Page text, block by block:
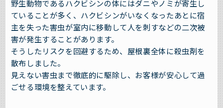
野生動物であるハクビシンの体にはダニやノミが寄生し
ていることが多く、ハクビシンがいなくなったあとに宿
主を失った害虫が室内に移動して人を刺すなどの二次被
害が発生することがあります。
そうしたリスクを回避するため、屋根裏全体に殺虫剤を
散布しました。
見えない害虫まで徹底的に駆除し、お客様が安心して過
ごせる環境を整えています。